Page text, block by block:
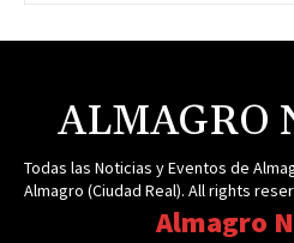
ALMAGRO
Todas las Noticias y Eventos de
Almagro (Ciudad Real). All rights
Almagro